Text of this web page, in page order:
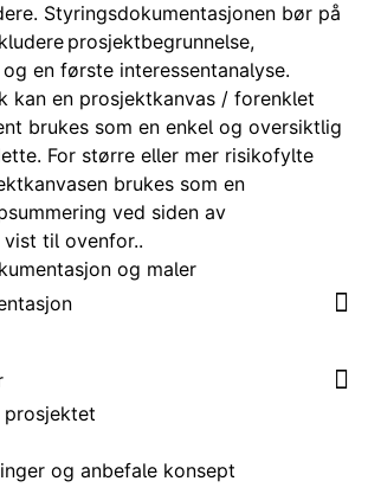
Styringsdokumentasjonen bør på
prosjektbegrunnelse,
en første interessentanalyse.
kan en prosjektkanvas / forenklet
brukes som en enkel og oversiktlig
For større eller mer risikofylte
brukes som en
ved siden av
til ovenfor..
og maler
prosjektet
og anbefale konsept